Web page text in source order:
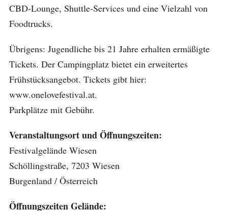
CBD-Lounge, Shuttle-Services und eine Vielzahl von
Foodtrucks.
Übrigens: Jugendliche bis 21 Jahre erhalten ermäßigte
Tickets. Der Campingplatz bietet ein erweitertes
Frühstücksangebot. Tickets gibt hier:
www.onelovefestival.at.
Parkplätze mit Gebühr.
Veranstaltungsort und Öffnungszeiten:
Festivalgelände Wiesen
Schöllingstraße, 7203 Wiesen
Burgenland / Österreich
Öffnungszeiten Gelände: